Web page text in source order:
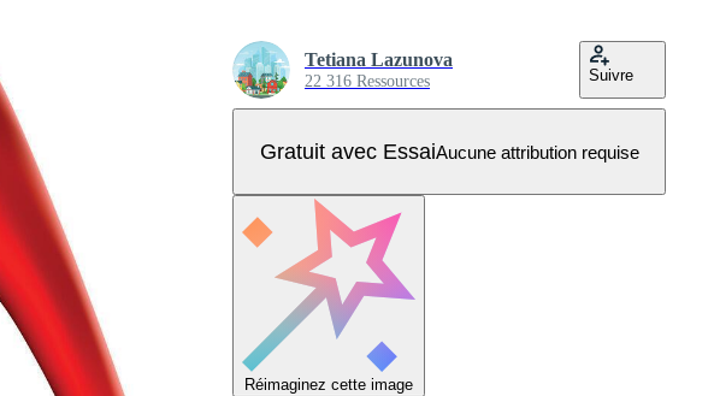
Tetiana Lazunova
22 316 Ressources Suivre
Gratuit avec EssaiAucune attribution requise
Réimaginez cette image